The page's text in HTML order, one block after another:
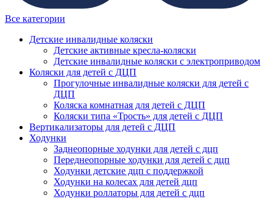
Все категории
Детские инвалидные коляски
Детские активные кресла-коляски
Детские инвалидные коляски с электроприводом
Коляски для детей с ДЦП
Прогулочные инвалидные коляски для детей с
ДЦП
Коляска комнатная для детей с ДЦП
Коляски типа «Трость» для детей с ДЦП
Вертикализаторы для детей с ДЦП
Ходунки
Заднеопорные ходунки для детей с дцп
Переднеопорные ходунки для детей с дцп
Ходунки детские дцп с поддержкой
Ходунки на колесах для детей дцп
Ходунки роллаторы для детей с дцп